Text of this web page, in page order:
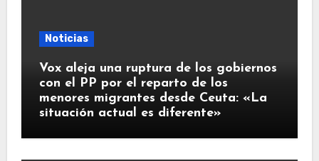
Noticias
Vox aleja una ruptura de los gobiernos
con el PP por el reparto de los
menores migrantes desde Ceuta: «La
situación actual es diferente»